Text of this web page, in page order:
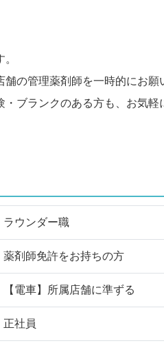
。
舗の管理薬剤師を一時的にお願
・ブランクのある方も、お気軽
ラウンダー職
薬剤師免許をお持ちの方
【電車】所属店舗に準ずる
正社員